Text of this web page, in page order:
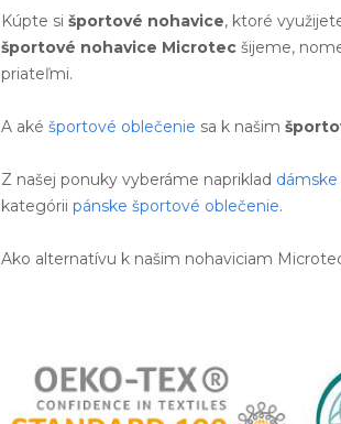
Kúpte si športové nohavice, ktoré
športové nohavice Microtec šijeme,
priateľmi.
A aké športové oblečenie sa k našim
Z našej ponuky vyberáme napriklad
kategórii pánske športové oblečenie.
Ako alternatívu k našim nohaviciam